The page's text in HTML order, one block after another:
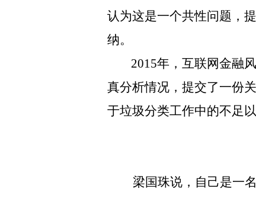
认为这是一个共性问题，
纳。
2015年，互联网金融
真分析情况，提交了一份
于垃圾分类工作中的不足
梁国珠说，自己是一